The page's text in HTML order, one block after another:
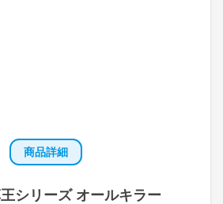
商品詳細
シリーズ オールキラー